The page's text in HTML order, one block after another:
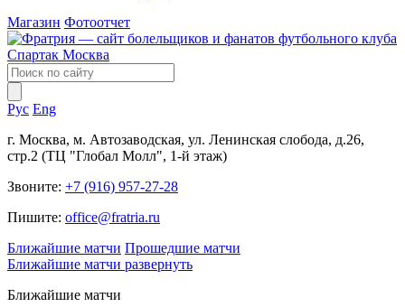
Магазин Фотоотчет
Рус Eng
г. Москва, м. Автозаводская, ул. Ленинская слобода, д.26,
стр.2 (ТЦ "Глобал Молл", 1-й этаж)
Звоните: +7 (916) 957-27-28
Пишите: office@fratria.ru
Ближайшие матчи Прошедшие матчи
Ближайшие матчи развернуть
Ближайшие матчи